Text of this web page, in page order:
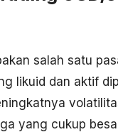
salah satu
likuid dan aktif
yang cukup